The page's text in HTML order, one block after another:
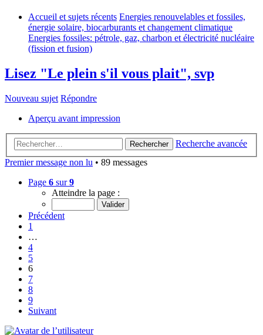
Accueil et sujets récents Energies renouvelables et fossiles,
énergie solaire, biocarburants et changement climatique
Energies fossiles: pétrole, gaz, charbon et électricité nucléaire
(fission et fusion)
Lisez "Le plein s'il vous plait", svp
Nouveau sujet Répondre
Aperçu avant impression
Rechercher
Recherche avancée
Premier message non lu • 89 messages
Page 6 sur9
Atteindre la page :
Précédent
1
…
4
5
6
7
8
9
Suivant